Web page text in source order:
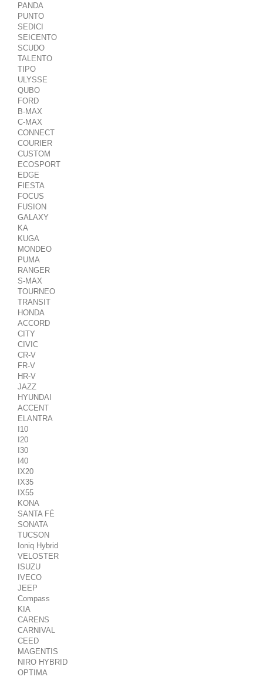
PANDA
PUNTO
SEDICI
SEICENTO
SCUDO
TALENTO
TIPO
ULYSSE
QUBO
FORD
B-MAX
C-MAX
CONNECT
COURIER
CUSTOM
ECOSPORT
EDGE
FIESTA
FOCUS
FUSION
GALAXY
KA
KUGA
MONDEO
PUMA
RANGER
S-MAX
TOURNEO
TRANSIT
HONDA
ACCORD
CITY
CIVIC
CR-V
FR-V
HR-V
JAZZ
HYUNDAI
ACCENT
ELANTRA
I10
I20
I30
I40
IX20
IX35
IX55
KONA
SANTA FÉ
SONATA
TUCSON
Ioniq Hybrid
VELOSTER
ISUZU
IVECO
JEEP
Compass
KIA
CARENS
CARNIVAL
CEED
MAGENTIS
NIRO HYBRID
OPTIMA